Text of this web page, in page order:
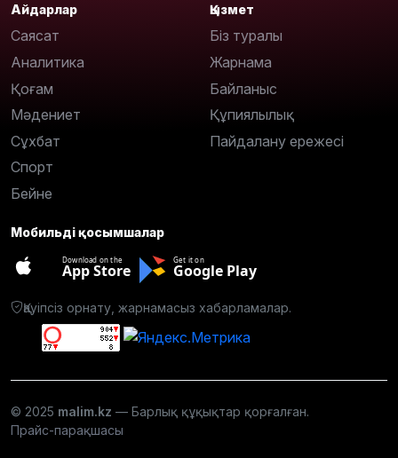
Айдарлар
Саясат
Аналитика
Қоғам
Мәдениет
Сұхбат
Спорт
Бейне
Қызмет
Біз туралы
Жарнама
Байланыс
Құпиялылық
Пайдалану ережесі
Мобильді қосымшалар
Download on the
App Store
Get it on
Google Play
Қауіпсіз орнату, жарнамасыз хабарламалар.
© 2025 malim.kz — Барлық құқықтар қорғалған.
Прайс-парақшасы